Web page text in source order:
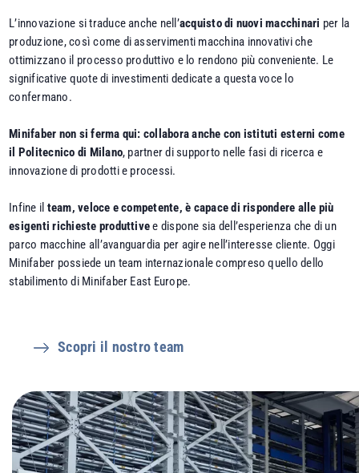
L’innovazione si traduce anche nell’acquisto di nuovi macchinari per la
produzione, così come di asservimenti macchina innovativi che
ottimizzano il processo produttivo e lo rendono più conveniente. Le
significative quote di investimenti dedicate a questa voce lo
confermano.
Minifaber non si ferma qui: collabora anche con istituti esterni come
il Politecnico di Milano, partner di supporto nelle fasi di ricerca e
innovazione di prodotti e processi.
Infine il team, veloce e competente, è capace di rispondere alle più
esigenti richieste produttivee dispone sia dell’esperienza che di un
parco macchine all’avanguardia per agire nell’interesse cliente. Oggi
Minifaber possiede un team internazionale compreso quello dello
stabilimento di Minifaber East Europe.
Scopri il nostro team